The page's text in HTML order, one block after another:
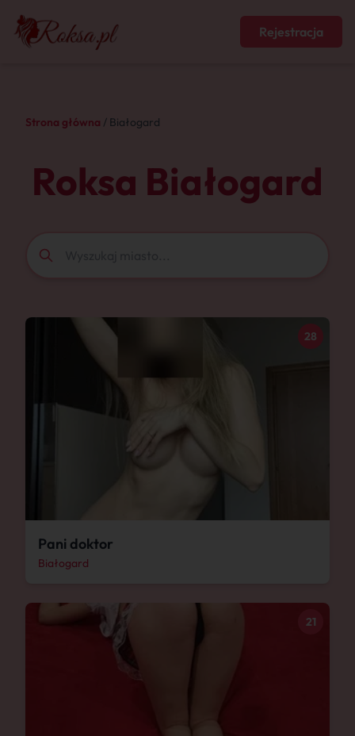
Rejestracja
Strona główna / Białogard
Roksa Białogard
28
Pani doktor
Białogard
21